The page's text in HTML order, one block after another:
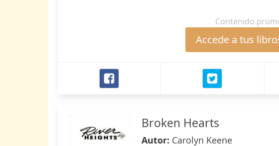
Contenido
Accede a tus
Broken Hearts
Autor: Carolyn Keene